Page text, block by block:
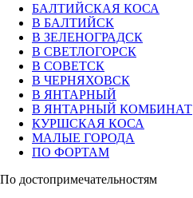
БАЛТИЙСКАЯ КОСА
В БАЛТИЙСК
В ЗЕЛЕНОГРАДСК
В СВЕТЛОГОРСК
В СОВЕТСК
В ЧЕРНЯХОВСК
В ЯНТАРНЫЙ
В ЯНТАРНЫЙ КОМБИНАТ
КУРШСКАЯ КОСА
МАЛЫЕ ГОРОДА
ПО ФОРТАМ
По достопримечательностям